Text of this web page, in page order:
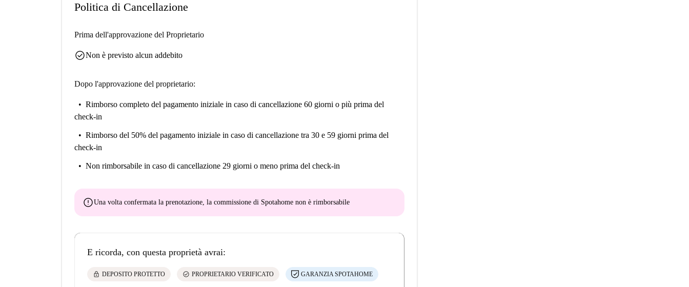
Politica di Cancellazione
Prima dell'approvazione del Proprietario
check_circleNon è previsto alcun addebito
Dopo l'approvazione del proprietario:
Rimborso completo del pagamento iniziale in caso di cancellazione 60 giorni o più prima del
check-in
Rimborso del 50% del pagamento iniziale in caso di cancellazione tra 30 e 59 giorni prima del
check-in
Non rimborsabile in caso di cancellazione 29 giorni o meno prima del check-in
errorUna volta confermata la prenotazione, la commissione di Spotahome non è rimborsabile
E ricorda, con questa proprietà avrai:
lock DEPOSITO PROTETTO check_circle PROPRIETARIO VERIFICATO GARANZIA SPOTAHOME